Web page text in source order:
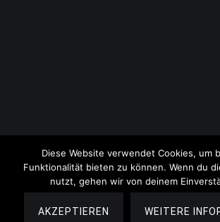
Copyright © 2026Lauschige Lesezeit. All
Theme:Cenoteby ThemeGrill. Powered by
Diese Website verwendet Cookies, um
Funktionalität bieten zu können. Wenn du
nutzt, gehen wir von deinem
AKZEPTIEREN WEITERE